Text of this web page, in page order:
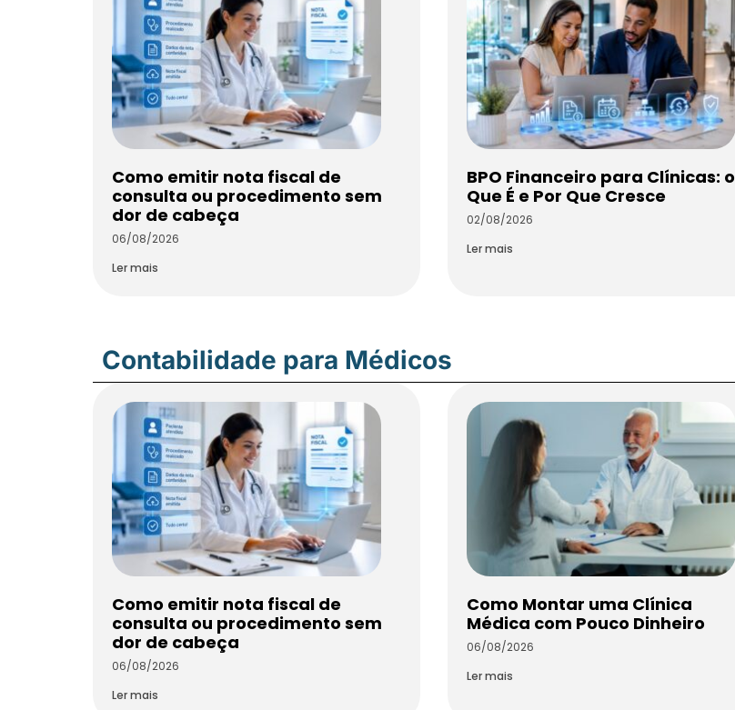
Como emitir nota fiscal de
consulta ou procedimento sem
dor de cabeça
06/08/2026
Ler mais
BPO Financeiro para Clínicas: o
Que É e Por Que Cresce
02/08/2026
Ler mais
Contabilidade para Médicos
Como emitir nota fiscal de
consulta ou procedimento sem
dor de cabeça
06/08/2026
Ler mais
Como Montar uma Clínica
Médica com Pouco Dinheiro
06/08/2026
Ler mais